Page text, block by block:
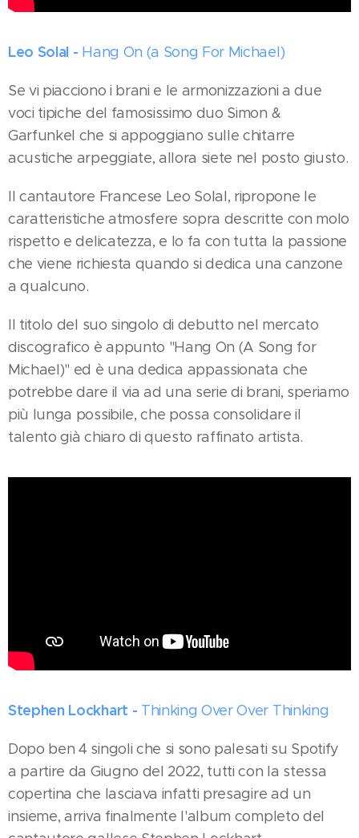
Leo Solal - Hang On (a Song For Michael)
Se vi piacciono i brani e le armonizzazioni a due
voci tipiche del famosissimo duo Simon &
Garfunkel che si appoggiano sulle chitarre
acustiche arpeggiate, allora siete nel posto giusto.
Il cantautore Francese Leo Solal, ripropone le
caratteristiche atmosfere sopra descritte con molo
rispetto e delicatezza, e lo fa con tutta la passione
che viene richiesta quando si dedica una canzone
a qualcuno.
Il titolo del suo singolo di debutto nel mercato
discografico è appunto "Hang On (A Song for
Michael)" ed è una dedica appassionata che
potrebbe dare il via ad una serie di brani, speriamo
più lunga possibile, che possa consolidare il
talento già chiaro di questo raffinato artista.
Stephen Lockhart - Thinking Over Over Thinking
Dopo ben 4 singoli che si sono palesati su Spotify
a partire da Giugno del 2022, tutti con la stessa
copertina che lasciava infatti presagire ad un
insieme, arriva finalmente l'album completo del